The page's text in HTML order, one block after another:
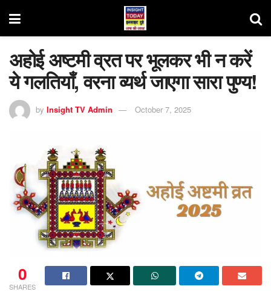
अहोई अष्टमी व्रत पर भूलकर भी न करें
ये गलतियाँ, वरना व्यर्थ जाएगा सारा पुण्य!
by Insight TV Admin October 7, 2025
0
SHARES